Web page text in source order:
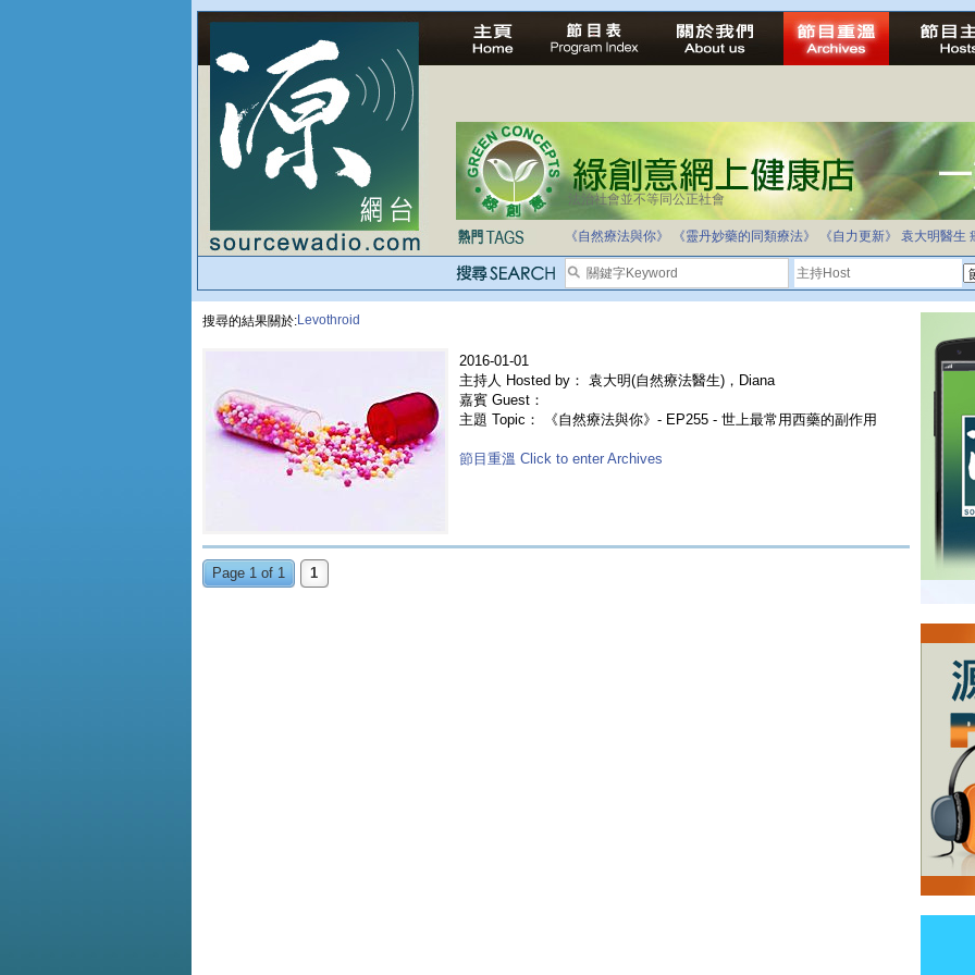
法治社會並不等同公正社會
《自然療法與你》 《靈丹妙藥的同類療法》 《自力更新》 袁大明醫生
搜尋的結果關於:Levothroid
2016-01-01
主持人 Hosted by： 袁大明(自然療法醫生)，Diana
嘉賓 Guest：
主題 Topic： 《自然療法與你》- EP255 - 世上最常用西藥的副作用
節目重溫 Click to enter Archives
Page 1 of 1 1